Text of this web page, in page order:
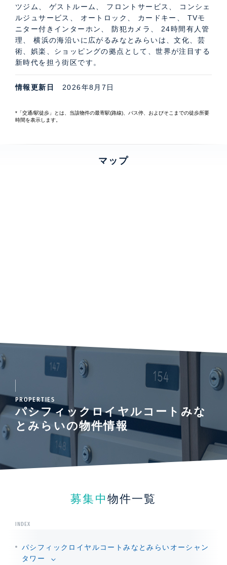
取次やご紹介、レンタルサービスなど、心あたたまる便
利なサービスで、豊かで快適なタワーライフを実感して
いただけます。
タイプをご準備。IHヒーター、ディスポーザーを装備し
ツジム、 ゲストルーム、 フロントサービス、 コンシェ
ルジュサービス、 オートロック、 カードキー、 TVモ
ニター付きインターホン、 防犯カメラ、 24時間有人管
理、 横浜の海沿いに広がるみなとみらいは、文化、芸
術、娯楽、ショッピングの拠点として、世界が注目する
新時代を担う街区です。
情報更新日 2026年8月7日
*「交通/駅徒歩」とは、当該物件の最寄駅(路線)、バス停、およびそこまでの徒歩所要
時間を表示します。
マップ
PROPERTIES
パシフィックロイヤルコートみな
とみらいの物件情報
募集中 物件一覧
INDEX
パシフィックロイヤルコートみなとみらいオーシャン
タワー